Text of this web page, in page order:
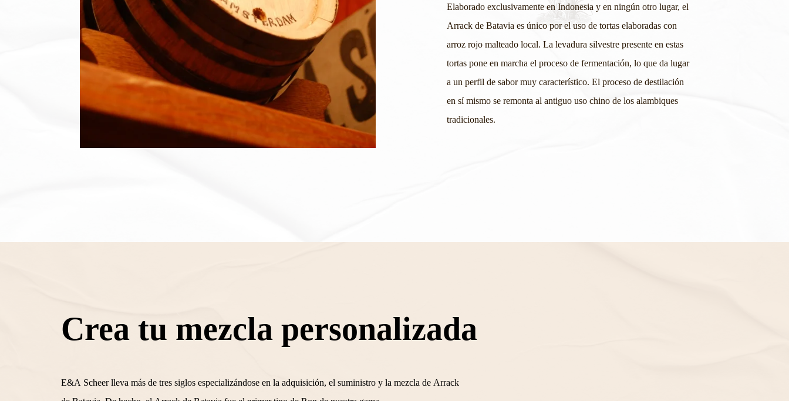
Elaborado exclusivamente en Indonesia y en ningún otro lugar, el
Arrack de Batavia es único por el uso de tortas elaboradas con
arroz rojo malteado local. La levadura silvestre presente en estas
tortas pone en marcha el proceso de fermentación, lo que da lugar
a un perfil de sabor muy característico. El proceso de destilación
en sí mismo se remonta al antiguo uso chino de los alambiques
tradicionales.
Crea tu mezcla personalizada
E&A Scheer lleva más de tres siglos especializándose en la adquisición, el suministro y la mezcla de Arrack